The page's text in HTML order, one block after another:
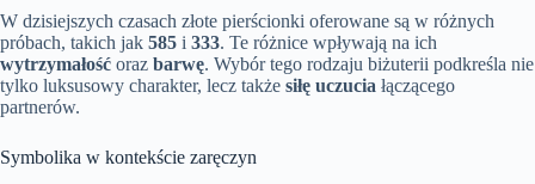
W dzisiejszych czasach złote pierścionki oferowane są w różnych
próbach, takich jak 585 i 333. Te różnice wpływają na ich
wytrzymałość oraz barwę. Wybór tego rodzaju biżuterii podkreśla nie
tylko luksusowy charakter, lecz także siłę uczucia łączącego
partnerów.
Symbolika w kontekście zaręczyn